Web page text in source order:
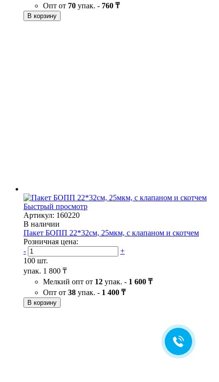
Опт от 70 упак. - 760 ₸
В корзину
Быстрый просмотр
Артикул: 160220
В наличии
Пакет БОПП 22*32см, 25мкм, с клапаном и скотчем
Розничная цена:
-
+
100 шт.
упак. 1 800 ₸
Мелкий опт от 12 упак. - 1 600 ₸
Опт от 38 упак. - 1 400 ₸
В корзину